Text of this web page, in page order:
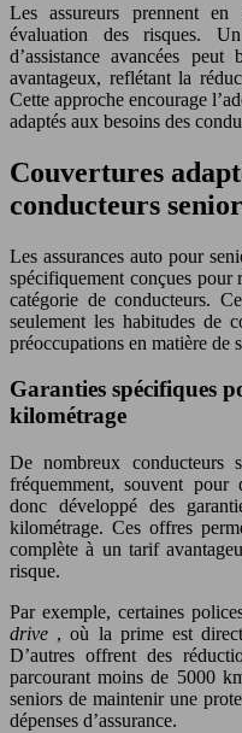
Les assureurs prennent en
évaluation des risques.
d’assistance avancées
avantageux, reflétant la
Cette approche encourage
adaptés aux besoins des
Couvertures
conducteurs
Les assurances auto pour
spécifiquement conçues pour
catégorie de conducteurs.
seulement les habitudes de
préoccupations en matière de
Garanties spécifiques
kilométrage
De nombreux conducteurs
fréquemment, souvent pour
donc développé des
kilométrage. Ces offres
complète à un tarif
risque.
Par exemple, certaines
drive , où la prime est
D’autres offrent des
parcourant moins de 5000
seniors de maintenir une
dépenses d’assurance.